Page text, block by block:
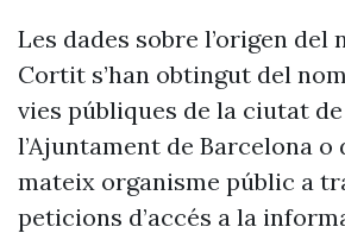
Les dades sobre l’origen del
Cortit s’han obtingut del
vies públiques de la ciutat
l’Ajuntament de Barcelona o
mateix organisme públic a
peticions d’accés a la